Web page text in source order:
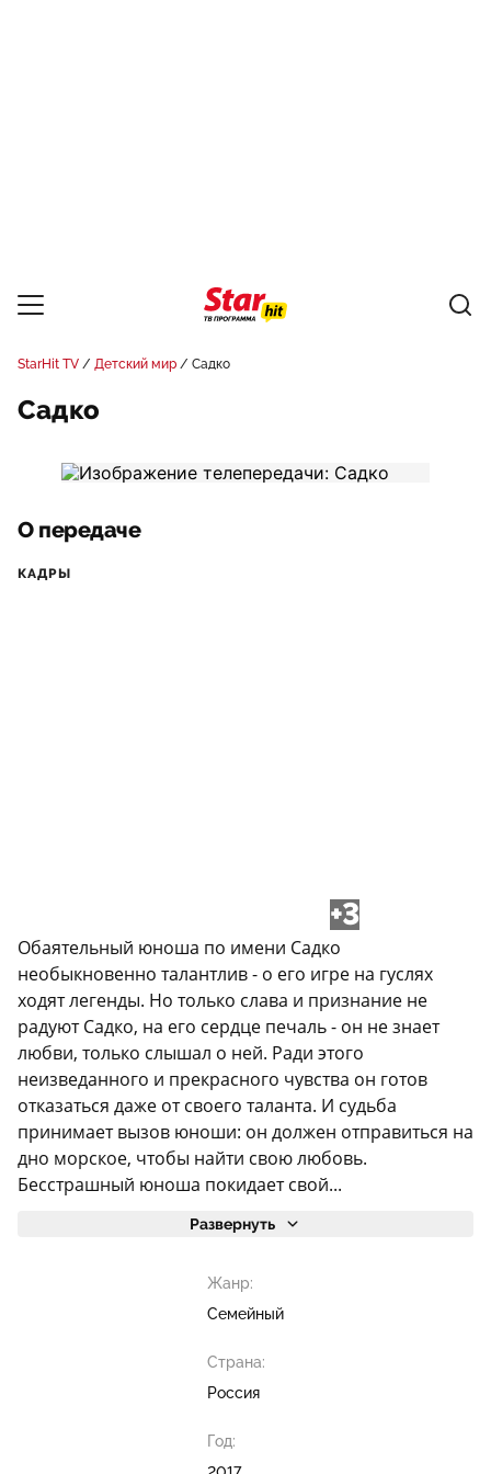
StarHit TV Детский мир Садко
Садко
О передаче
КАДРЫ
+3
Обаятельный юноша по имени Садко
необыкновенно талантлив - о его игре на гуслях
ходят легенды. Но только слава и признание не
радуют Садко, на его сердце печаль - он не знает
любви, только слышал о ней. Ради этого
неизведанного и прекрасного чувства он готов
отказаться даже от своего таланта. И судьба
принимает вызов юноши: он должен отправиться на
дно морское, чтобы найти свою любовь.
Бесстрашный юноша покидает свой...
Развернуть
Жанр:
Семейный
Страна:
Россия
Год: